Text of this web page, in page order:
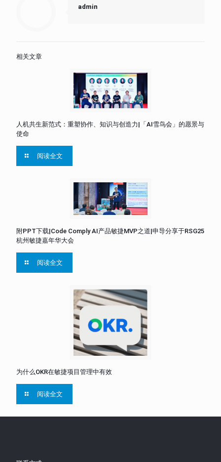
admin
相关文章
人机共生新范式：重塑协作、知识与创造力|「AI雪鸟会」的愿景与
使命
阅读全文
附PPT下载|Code Comply AI产品敏捷MVP之道|申导分享于RSG25
杭州敏捷嘉年华大会
阅读全文
为什么OKR在敏捷项目管理中有效
阅读全文